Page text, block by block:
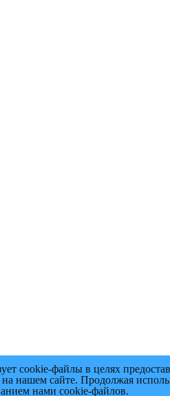
cookie-файлы в целях
на нашем сайте. Продолжая
нами cookie-файлов.